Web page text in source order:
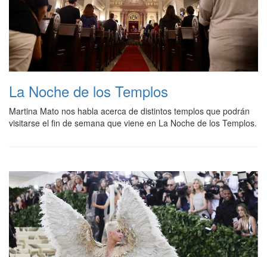
La Noche de los Templos
Martina Mato nos habla acerca de distintos templos que podrán
visitarse el fin de semana que viene en La Noche de los Templos.